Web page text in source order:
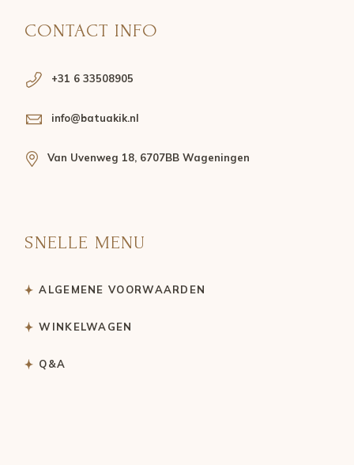
CONTACT INFO
+31 6 33508905
info@batuakik.nl
Van Uvenweg 18, 6707BB Wageningen
SNELLE MENU
ALGEMENE VOORWAARDEN
WINKELWAGEN
Q&A